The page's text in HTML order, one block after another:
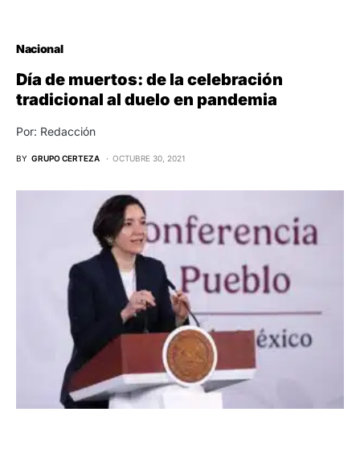
Nacional
Día de muertos: de la celebración
tradicional al duelo en pandemia
Por: Redacción
BY GRUPO CERTEZA OCTUBRE 30, 2021